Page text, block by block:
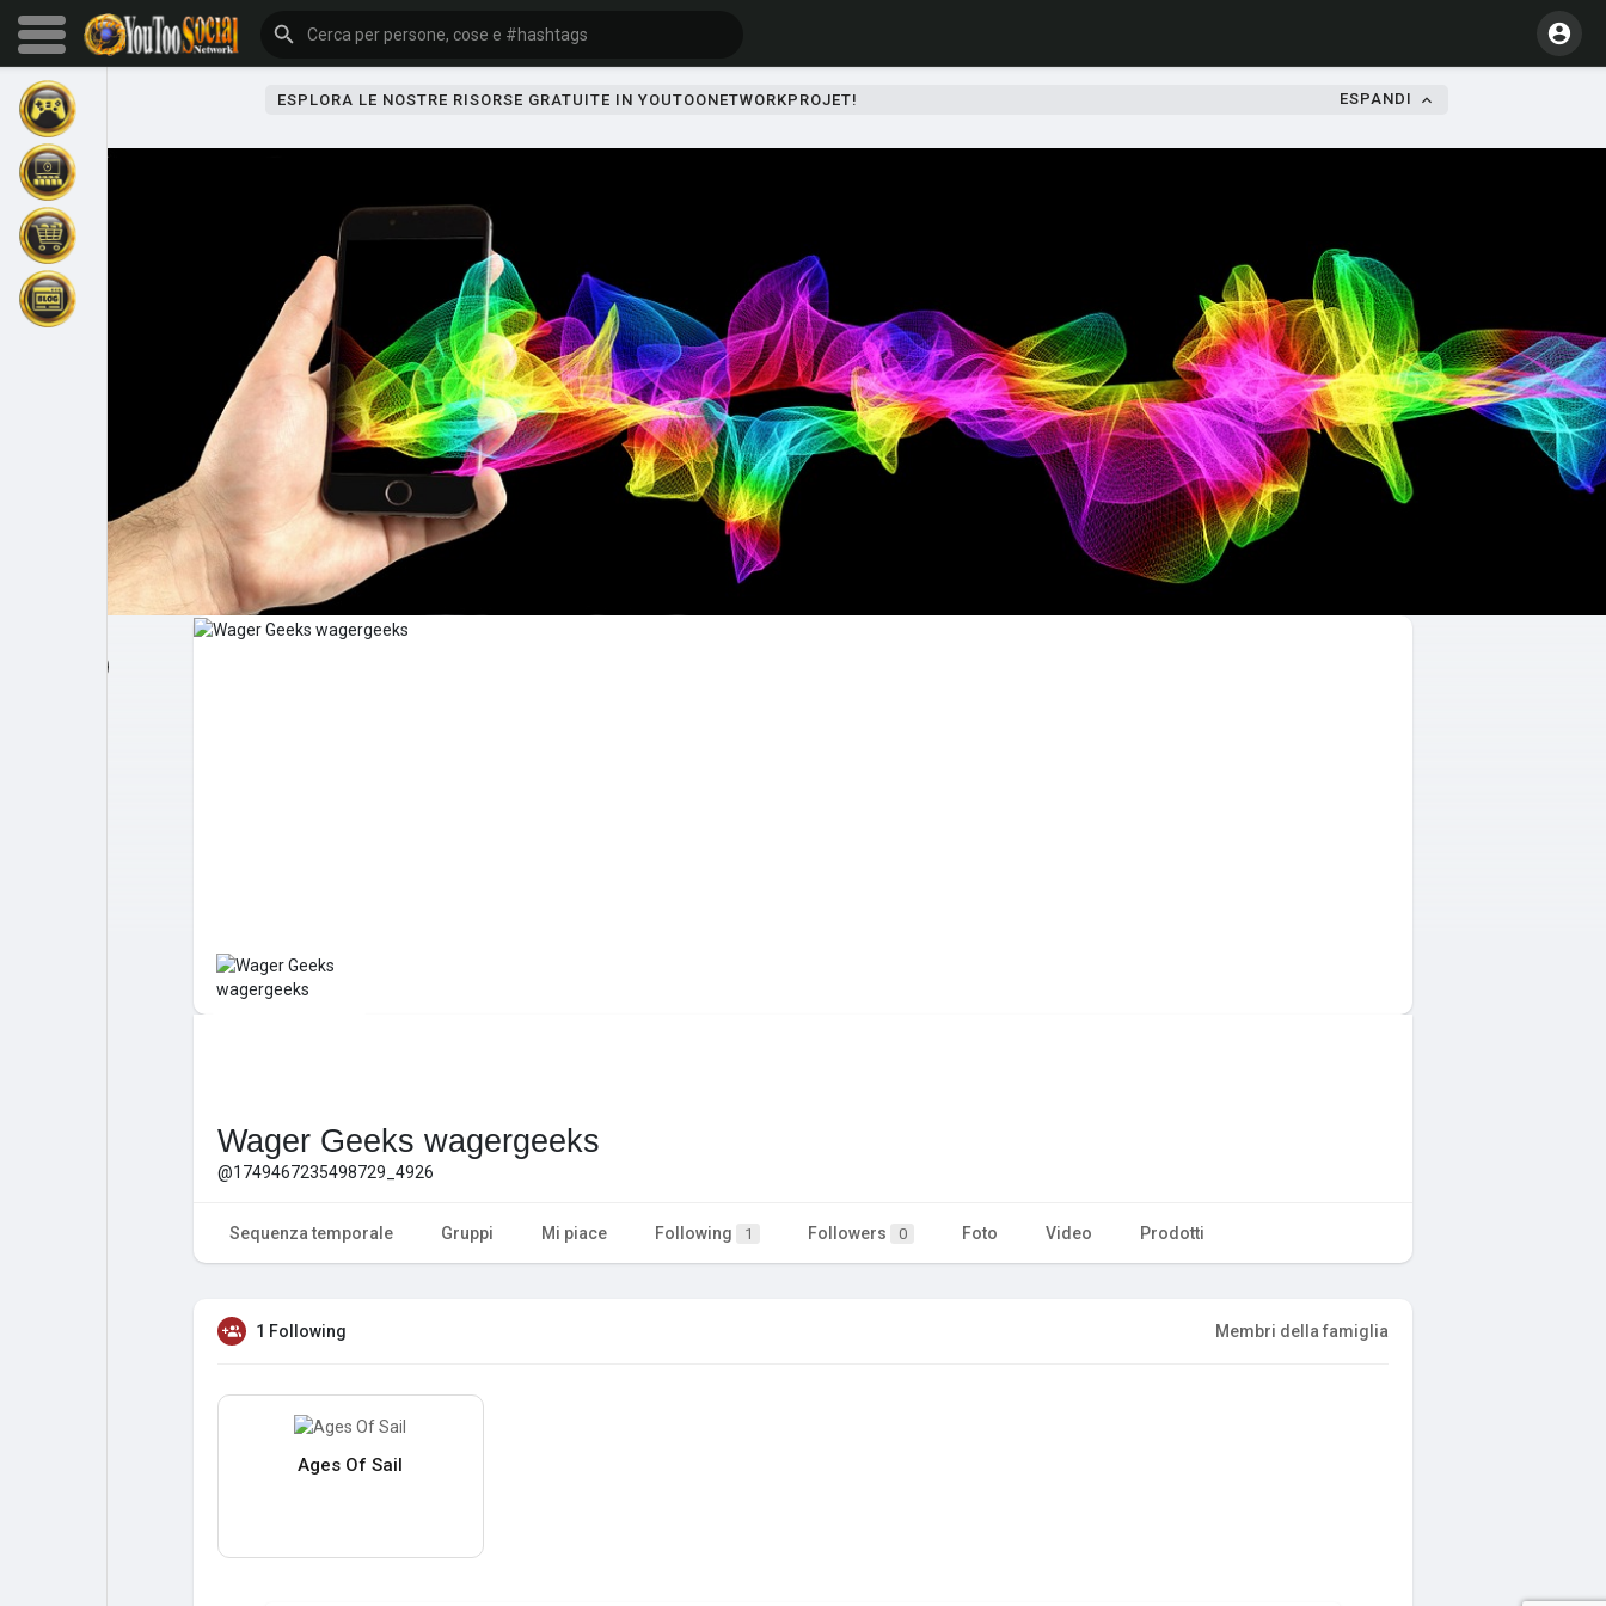
Sfoglia gli eventi
Esplorare
Post popolari Giochi
ESPLORA LE NOSTRE RISORSE GRATUITE IN YOUTOONETWORKPROJET! ESPANDI
Wager Geeks wagergeeks
@1749467235498729_4926
Sequenza temporale Gruppi Mi piace Following 1 Followers 0 Foto Video Prodotti
1 Following Membri della famiglia
Ages Of Sail